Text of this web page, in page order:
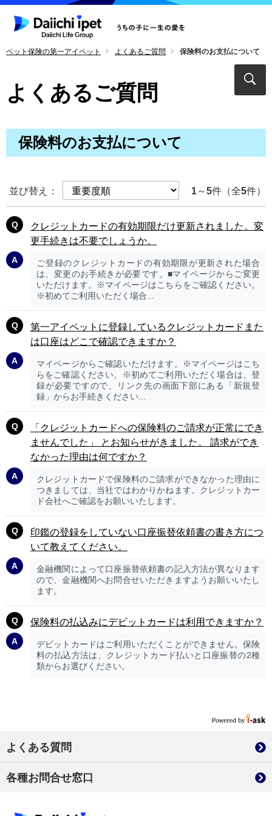
ペット保険の第一アイペット よくあるご質問 保険料のお支払について
よくあるご質問
保険料のお支払について
並び替え： 1～5件（全5件）
クレジットカードの有効期限だけ更新されました。変
更手続きは不要でしょうか。
ご登録のクレジットカードの有効期限が更新された場合
は、変更のお手続きが必要です。■マイページからご変更
いただけます。※マイページはこちらをご確認ください。
※初めてご利用いただく場合...
第一アイペットに登録しているクレジットカードまた
は口座はどこで確認できますか？
マイページからご確認いただけます。※マイページはこち
らをご確認ください。※初めてご利用いただく場合は、登
録が必要ですので、リンク先の画面下部にある「新規登
録」からお手続きください...
「クレジットカードへの保険料のご請求が正常にでき
ませんでした」 とお知らせがきました。 請求ができ
なかった理由は何ですか？
クレジットカードで保険料のご請求ができなかった理由に
つきましては、当社ではわかりかねます。クレジットカー
ド会社へご確認をお願いいたします。
印鑑の登録をしていない口座振替依頼書の書き方につ
いて教えてください。
金融機関によって口座振替依頼書の記入方法が異なります
ので、金融機関へお問合せいただきますようお願いいたし
ます。
保険料の払込みにデビットカードは利用できますか？
デビットカードはご利用いただくことができません。保険
料の払込方法は、クレジットカード払いと口座振替の2種
類からお選びください。
よくある質問
各種お問合せ窓口